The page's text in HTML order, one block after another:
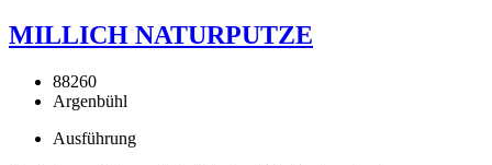
MILLICH NATURPUTZE
88260
Argenbühl
Ausführung